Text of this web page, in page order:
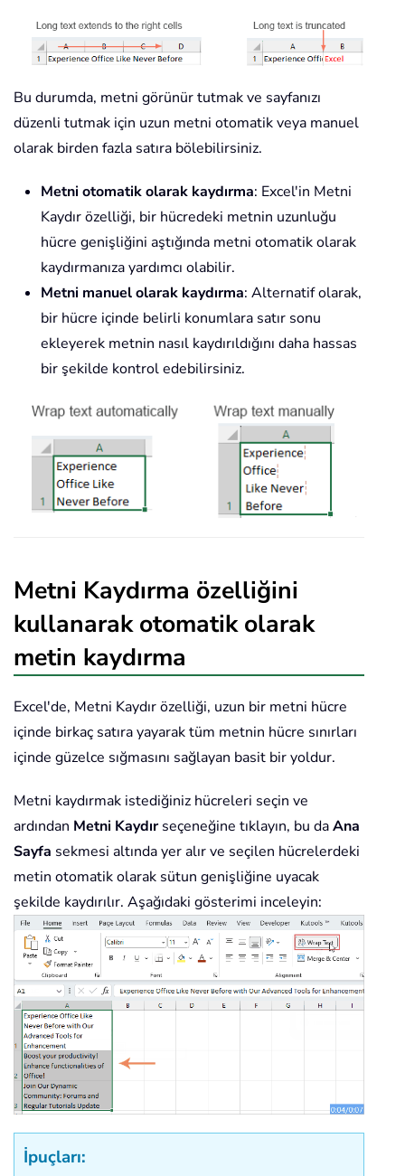
Bu durumda, metni görünür tutmak ve sayfanızı
düzenli tutmak için uzun metni otomatik veya manuel
olarak birden fazla satıra bölebilirsiniz.
Metni otomatik olarak kaydırma: Excel'in Metni
Kaydır özelliği, bir hücredeki metnin uzunluğu
hücre genişliğini aştığında metni otomatik olarak
kaydırmanıza yardımcı olabilir.
Metni manuel olarak kaydırma: Alternatif olarak,
bir hücre içinde belirli konumlara satır sonu
ekleyerek metnin nasıl kaydırıldığını daha hassas
bir şekilde kontrol edebilirsiniz.
Metni Kaydırma özelliğini
kullanarak otomatik olarak
metin kaydırma
Excel'de, Metni Kaydır özelliği, uzun bir metni hücre
içinde birkaç satıra yayarak tüm metnin hücre sınırları
içinde güzelce sığmasını sağlayan basit bir yoldur.
Metni kaydırmak istediğiniz hücreleri seçin ve
ardından Metni Kaydırseçeneğine tıklayın, bu daAna
Sayfa sekmesi altında yer alır ve seçilen hücrelerdeki
metin otomatik olarak sütun genişliğine uyacak
şekilde kaydırılır. Aşağıdaki gösterimi inceleyin:
İpuçları: